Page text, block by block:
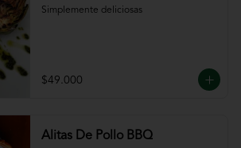
Simplemente deliciosas
$49.000
Alitas De Pollo BBQ